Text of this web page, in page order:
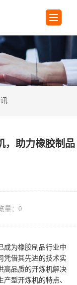
，助力橡胶制品
： 0
成为橡胶制品行业中
凭借其先进的技术实
高品质的开炼机解决
型开炼机的特点、